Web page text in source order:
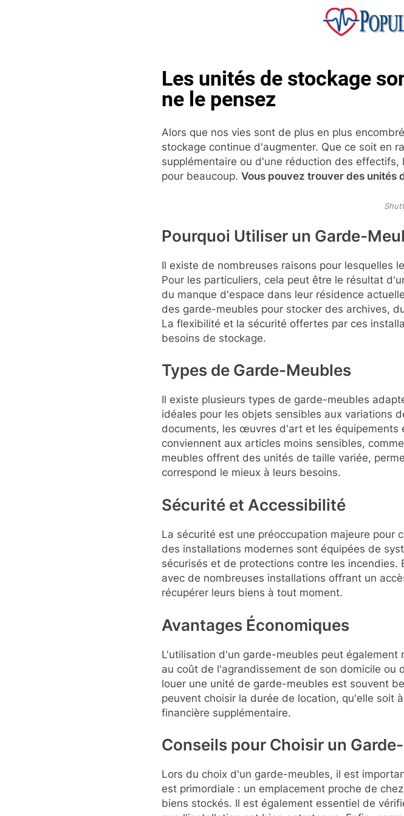
Les unités de stockage
ne le pensez
Alors que nos vies sont de plus en plus
stockage continue d'augmenter. Que ce soit en
supplémentaire ou d'une réduction des
pour beaucoup.Vous pouvez trouver des unités
Pourquoi Utiliser un Garde-
Il existe de nombreuses raisons pour lesquelles
Pour les particuliers, cela peut être le résultat
du manque d'espace dans leur résidence
des garde-meubles pour stocker des archives,
La flexibilité et la sécurité offertes par ces
besoins de stockage.
Types de Garde-Meubles
Il existe plusieurs types de garde-meubles
idéales pour les objets sensibles aux variations
documents, les œuvres d'art et les équipements
conviennent aux articles moins sensibles,
meubles offrent des unités de taille variée,
correspond le mieux à leurs besoins.
Sécurité et Accessibilité
La sécurité est une préoccupation majeure
des installations modernes sont équipées de
sécurisés et de protections contre les
avec de nombreuses installations offrant un
récupérer leurs biens à tout moment.
Avantages Économiques
L'utilisation d'un garde-meubles peut également
au coût de l'agrandissement de son domicile ou
louer une unité de garde-meubles est souvent
peuvent choisir la durée de location, qu'elle soit
financière supplémentaire.
Conseils pour Choisir un
Lors du choix d'un garde-meubles, il est
est primordiale : un emplacement proche de
biens stockés. Il est également essentiel de